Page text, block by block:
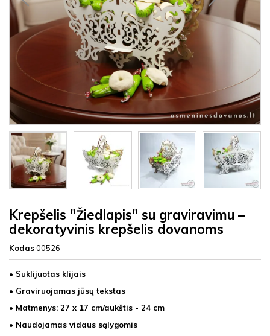
Krepšelis "Žiedlapis" su graviravimu –
dekoratyvinis krepšelis dovanoms
Kodas00526
• Suklijuotas klijais
• Graviruojamas jūsų tekstas
• Matmenys: 27 x 17 cm/aukštis - 24 cm
• Naudojamas vidaus sąlygomis